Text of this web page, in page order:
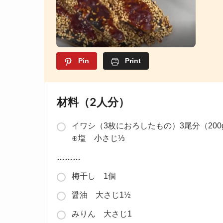
Pin Print
材料（2人分）
イワシ（3枚におろしたもの）3尾分（
⊕塩 小さじ⅓
………
梅干し 1個
醤油 大さじ1½
みりん 大さじ1